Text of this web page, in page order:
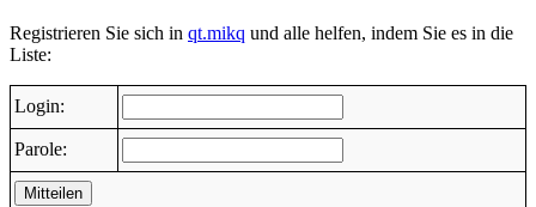
Registrieren Sie sich in qt.mikq und alle helfen, indem Sie es in die
Liste:
Login:
Parole:
Mitteilen